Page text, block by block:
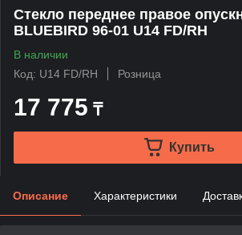
Стекло переднее правое
BLUEBIRD 96-01 U14 FD/RH
В наличии
Код: U14 FD/RH
Розница
17 775 ₸
Купить
Описание Характеристики